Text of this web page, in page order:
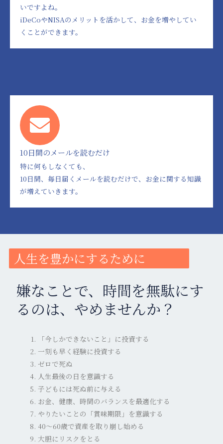
いですよね。
iDeCoやNISAのメリットを活かして、お金を増やしてい
くことができます。
10日間のメールを読むだけ
特に何もしなくても、
10日間、毎日届くメールを読むだけで、お金に関する知識
が増えていきます。
人生を豊かにするために
嫌なことで、時間を無駄にす
るのは、やめませんか？
「今しかできないこと」に投資する
一刻も早く経験に投資する
ゼロで死ぬ
人生最後の日を意識する
子どもには死ぬ前に与える
お金、健康、時間のバランスを最適化する
やりたいことの「賞味期限」を意識する
40〜60歳で資産を取り崩し始める
大胆にリスクをとる